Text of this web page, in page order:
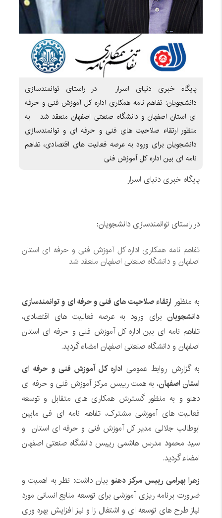
پایگاه خبری دنیای اسرار در راستای توانمندسازی
دانشجویان: تفاهم نامه همکاری اداره کل آموزش فنی و حرفه
ای استان اصفهان و دانشگاه صنعتی اصفهان منعقد شد به
منظور ارتقاء صلاحیت های فنی و حرفه ای و توانمندسازی
دانشجویان برای ورود به عرصه فعالیت های اقتصادی، تفاهم
نامه ای بین اداره کل آموزش فنی
پایگاه خبری دنیای اسرار
در راستای توانمندسازی دانشجویان:
تفاهم نامه همکاری اداره کل آموزش فنی و حرفه ای استان
اصفهان و دانشگاه صنعتی اصفهان منعقد شد
به منظور ارتقاء صلاحیت های فنی و حرفه ای و توانمندسازی
دانشجویانبرای ورود به عرصه فعالیت های اقتصادی،
تفاهم نامه ای بین اداره کل آموزش فنی و حرفه ای استان
اصفهان و دانشگاه صنعتی اصفهان امضاء گردید.
به گزارش روابط عمومی اداره کل آموزش فنی و حرفه ای
استان اصفهان، به همت رییس مرکز آموزش فنی و حرفه ای
دهنو و به منظور گسترش همکاری های متقابل و توسعه
فعالیت های آموزشی مشترک، تفاهم نامه ای فی مابین
ابوطالب جلالی مدیر کل آموزش فنی و حرفه ای استان و
سید محمود مدرس هاشمی رییس دانشگاه صنعتی اصفهان
امضاء گردید.
زهرا بهرامی رییس مرکز دهنوبیان داشت: نظر به اهمیت و
ضرورت برنامه ریزی آموزشی برای توسعه منابع انسانی مورد
نیاز طرح های توسعه ای و اشتغال زا و نیز افزایش بهره وری